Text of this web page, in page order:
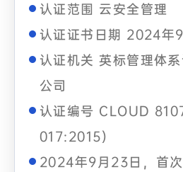
认证范围 云安全管理
认证证书日期 2024年
认证机关 英标管理体
公司
认证编号 CLOUD
017:2015)
2024年9月23日，首